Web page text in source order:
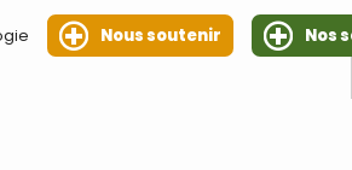
Nous soutenir Nos